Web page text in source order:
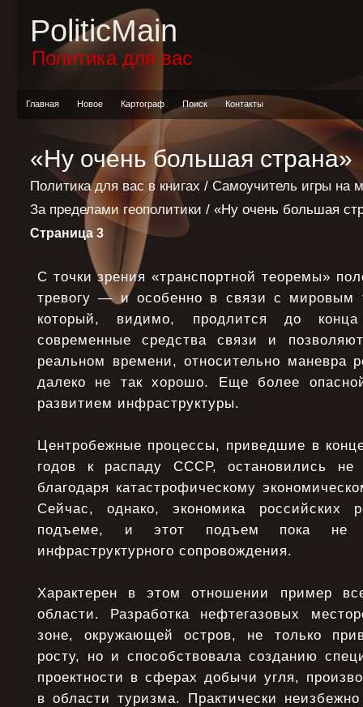
PoliticMain
Политика для вас
Главная Новое Картограф Поиск Контакты
«Ну очень большая страна»
Политика для вас в книгах / Самоучитель игры на
За пределами геополитики / «Ну очень большая
Страница 3
С точки зрения «транспортной теоремы»
тревогу — и особенно в связи с мировым
который, видимо, продлится до
современные средства связи и
реальном времени, относительно маневра
далеко не так хорошо. Еще более
развитием инфраструктуры.
Центробежные процессы, приведшие в
годов к распаду СССР, остановились
благодаря катастрофическому
Сейчас, однако, экономика российских
подъеме, и этот подъем пока не
инфраструктурного сопровождения.
Характерен в этом отношении пример
области. Разработка нефтегазовых
зоне, окружающей остров, не только
росту, но и способствовала созданию
проектности в сферах добычи угля,
в области туризма. Практически